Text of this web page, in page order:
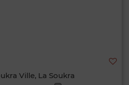
Ville, La Soukra